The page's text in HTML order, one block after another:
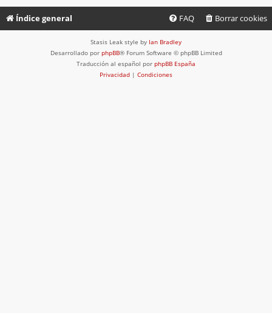
Índice general Borrar cookies
FAQ
Stasis Leak style by Ian Bradley
Desarrollado por phpBB® Forum Software © phpBB Limited
Traducción al español por phpBB España
Privacidad | Condiciones